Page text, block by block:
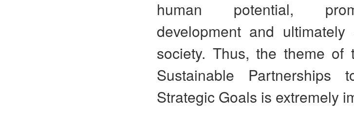
human potential,
development and
society. Thus, the theme of
Sustainable Partnerships
Strategic Goals is extremely